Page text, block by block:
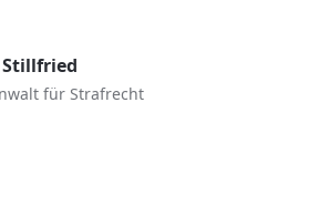
für Strafrecht